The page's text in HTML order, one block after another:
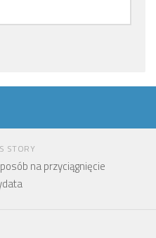
STORY
na przyciągnięcie